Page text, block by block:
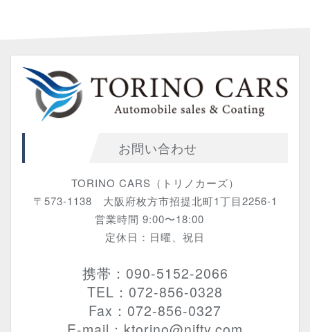
お問い合わせ
TORINO CARS（トリノカーズ）
〒573-1138 大阪府枚方市招提北町1丁目2256-1
営業時間 9:00〜18:00
定休日：日曜、祝日
携帯：090-5152-2066
TEL：072-856-0328
Fax：072-856-0327